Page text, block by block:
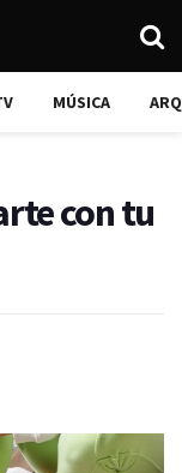
MÚSICA
con tu